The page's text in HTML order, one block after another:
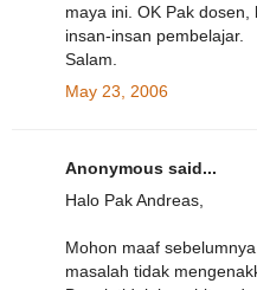
maya ini. OK Pak
insan-insan pembelajar.
Salam.
May 23, 2006
Anonymous said...
Halo Pak Andreas,
Mohon maaf
masalah tidak